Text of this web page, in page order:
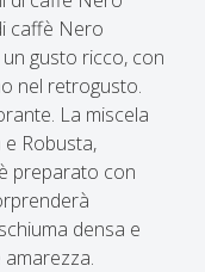
caffè Nero
gusto ricco, con
nel retrogusto.
La miscela
Robusta,
preparato con
densa e